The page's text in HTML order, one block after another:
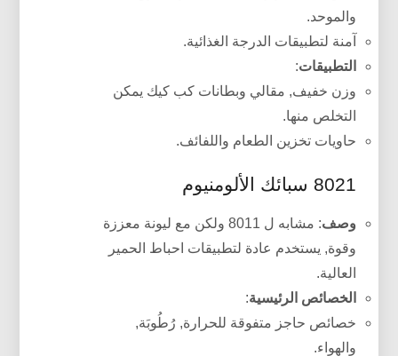
والموحد.
آمنة لتطبيقات الدرجة الغذائية.
التطبيقات:
وزن خفيف, مقالي وبطانات كب كيك يمكن
التخلص منها.
حاويات تخزين الطعام واللفائف.
8021 سبائك الألومنيوم
وصف
: مشابه ل 8011 ولكن مع ليونة معززة
وقوة, يستخدم عادة لتطبيقات احباط الحمير
العالية.
الخصائص الرئيسية:
خصائص حاجز متفوقة للحرارة, رُطُوبَة,
والهواء.